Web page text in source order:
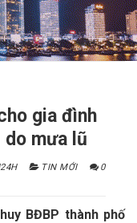
gia đình
do mưa lũ
TIN MỚI
0
BĐBP thành phố